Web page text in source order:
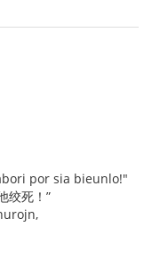
por sia bieunlo!"
绞死！”